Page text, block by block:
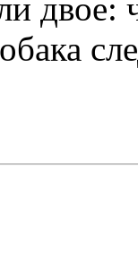
двое: